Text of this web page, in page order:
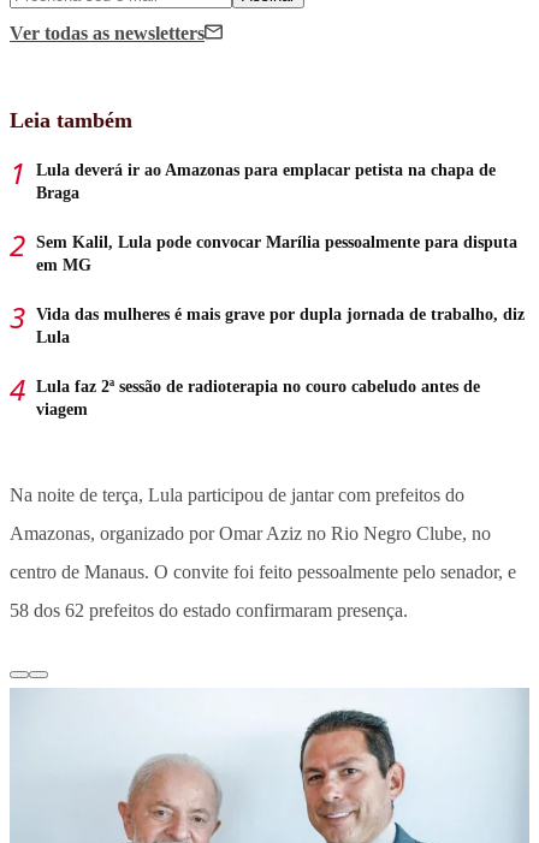
Ver todas as newsletters
Leia também
Lula deverá ir ao Amazonas para emplacar petista na chapa de
Braga
Sem Kalil, Lula pode convocar Marília pessoalmente para disputa
em MG
Vida das mulheres é mais grave por dupla jornada de trabalho, diz
Lula
Lula faz 2ª sessão de radioterapia no couro cabeludo antes de
viagem
Na noite de terça, Lula participou de jantar com prefeitos do
Amazonas, organizado por Omar Aziz no Rio Negro Clube, no
centro de Manaus. O convite foi feito pessoalmente pelo senador, e
58 dos 62 prefeitos do estado confirmaram presença.